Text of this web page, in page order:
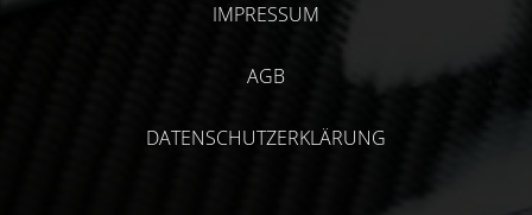
IMPRESSUM
AGB
DATENSCHUTZERKLÄRUNG